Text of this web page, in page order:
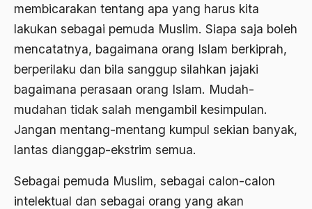
membicarakan tentang apa yang harus kita
lakukan sebagai pemuda Muslim. Siapa saja boleh
mencatatnya, bagaimana orang Islam berkiprah,
berperilaku dan bila sanggup silahkan jajaki
bagaimana perasaan orang Islam. Mudah-
mudahan tidak salah mengambil kesimpulan.
Jangan mentang-mentang kumpul sekian banyak,
lantas dianggap-ekstrim semua.
Sebagai pemuda Muslim, sebagai calon-calon
intelektual dan sebagai orang yang akan
al-Khalil Ibnu Ahmad al-Farahidi
Al-qua'an dan Hadist
al-quran
Ali Khomeini
Ali Shariati